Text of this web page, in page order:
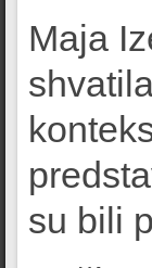
Maja
su bili